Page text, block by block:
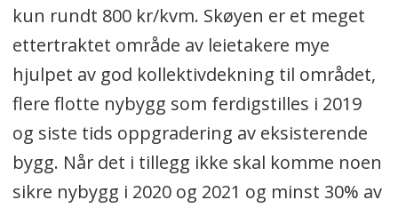
kun rundt 800 kr/kvm. Skøyen er et meget
ettertraktet område av leietakere mye
hjulpet av god kollektivdekning til området,
flere flotte nybygg som ferdigstilles i 2019
og siste tids oppgradering av eksisterende
bygg. Når det i tillegg ikke skal komme noen
sikre nybygg i 2020 og 2021 og minst 30% av